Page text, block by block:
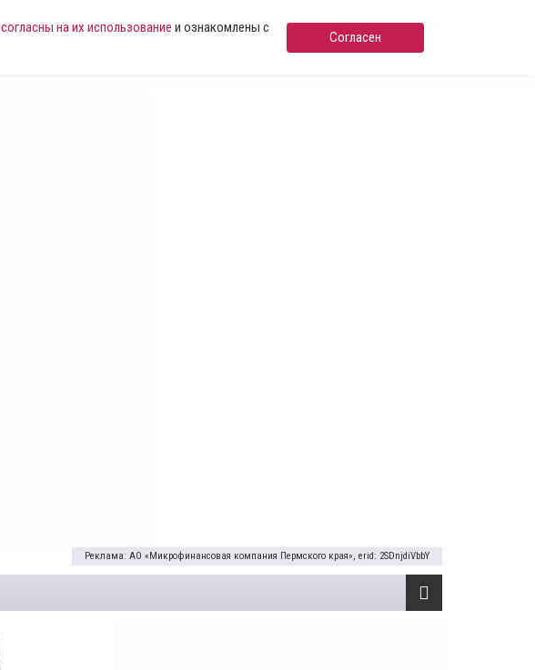
согласны на их использование и ознакомлены с
Согласен
Реклама: АО «Микрофинансовая компания Пермского края», erid: 2SDnjdiVbbY